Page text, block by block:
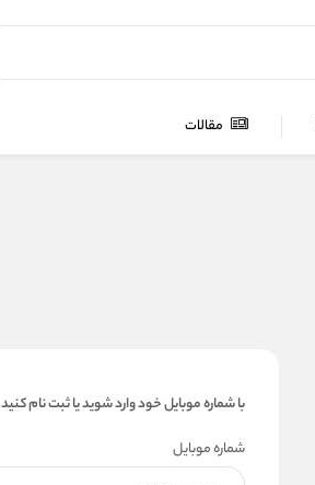
مقالات
با شماره موبایل خود وارد شوید یا ثبت نام کنید
شماره موبایل